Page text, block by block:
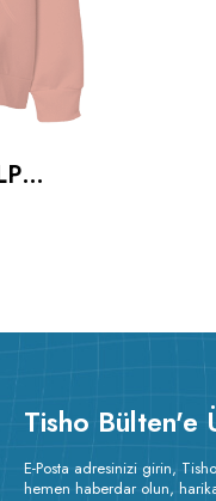
Tisho Bülten'e
E-Posta adresinizi girin,
hemen haberdar olun,